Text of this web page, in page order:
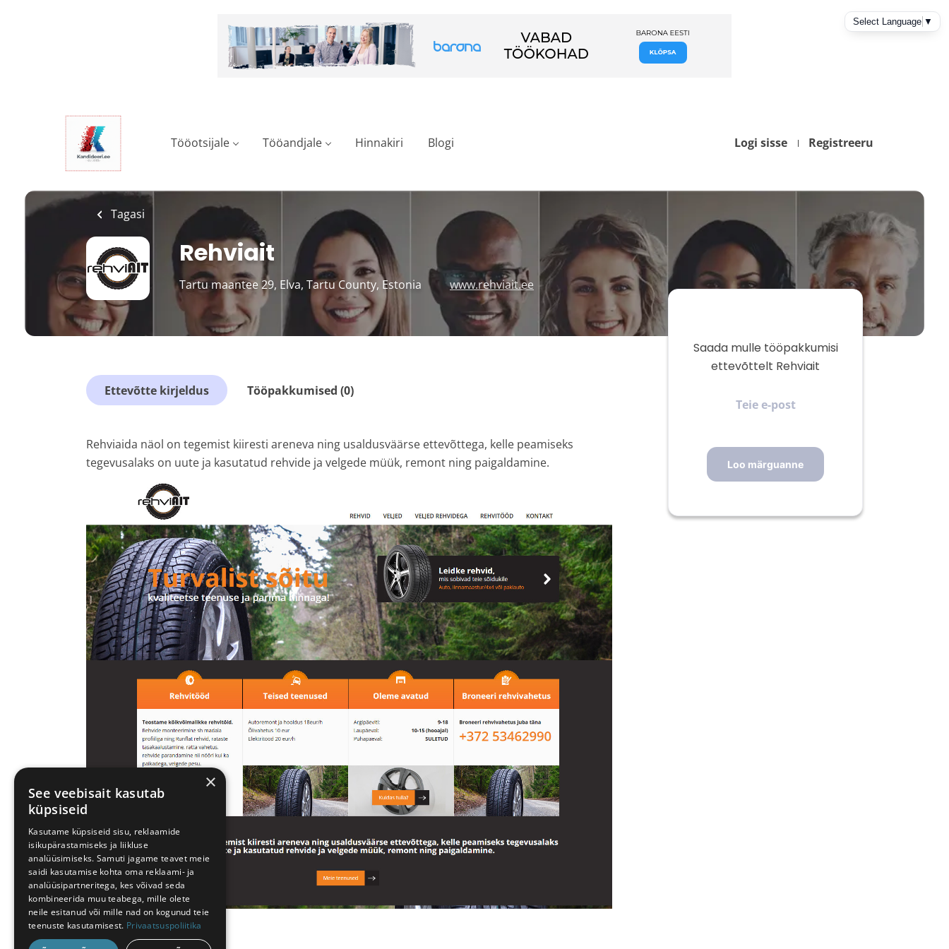
Logi sisse Registreeru
Tööotsijale Tööandjale Hinnakiri Blogi
Tagasi
Rehviait
Tartu maantee 29, Elva, Tartu County, Estonia www.rehviait.ee
Ettevõtte kirjeldus Tööpakkumised (0)
Rehviaida näol on tegemist kiiresti areneva ning usaldusväärse ettevõttega, kelle peamiseks
tegevusalaks on uute ja kasutatud rehvide ja velgede müük, remont ning paigaldamine.
Saada mulle tööpakkumisi
ettevõttelt Rehviait
×
See veebisait kasutab
küpsiseid
Kasutame küpsiseid sisu, reklaamide
isikupärastamiseks ja liikluse
analüüsimiseks. Samuti jagame teavet meie
saidi kasutamise kohta oma reklaami- ja
analüüsipartneritega, kes võivad seda
kombineerida muu teabega, mille olete
neile esitanud või mille nad on kogunud teie
teenuste kasutamisest. Privaatsuspoliitika